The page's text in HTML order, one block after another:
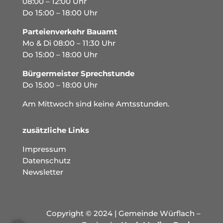
Do 15:00 – 18:00 Uhr
Parteienverkehr Bauamt
Mo & Di 08:00 – 11:30 Uhr
Do 15:00 – 18:00 Uhr
Bürgermeister Sprechstunde
Do 15:00 – 18:00 Uhr
Am Mittwoch sind keine Amtsstunden.
zusätzliche Links
Impressum
Datenschutz
Newsletter
Copyright © 2024 | Gemeinde Würflach –